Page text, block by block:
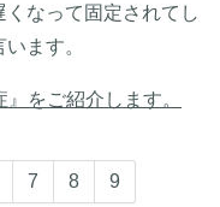
なって固定されてし
います。
をご紹介します。
7 8 9